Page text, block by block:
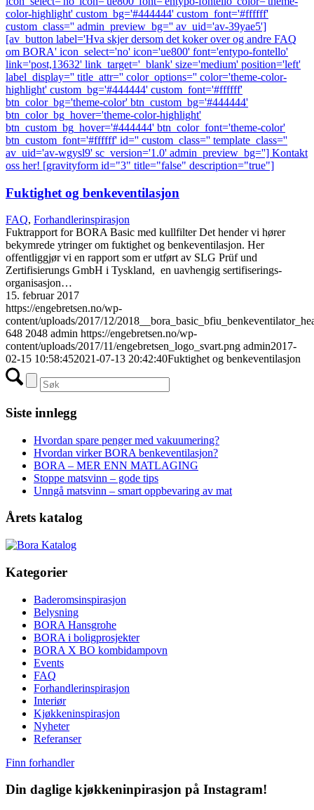
Fuktighet og benkeventilasjon
FAQ, Forhandlerinspirasjon
Fuktrapport for BORA Basic med kullfilter Det hender vi hører
bekymrede ytringer om fuktighet og benkeventilasjon. Her
offentliggjør vi en rapport som er utført av SLG Prüf und
Zertifisierungs GmbH i Tyskland, en uavhengig sertifiserings-
organisasjon…
15. februar 2017
https://engebretsen.no/wp-
content/uploads/2017/12/
648 2048 admin https://engebretsen.no/wp-
content/uploads/2017/11/engebretsen_logo_svart.png admin2017-
02-15 10:58:452021-07-13 20:42:40Fuktighet og benkeventilasjon
Siste innlegg
Hvordan spare penger med vakuumering?
Hvordan virker BORA benkeventilasjon?
BORA – MER ENN MATLAGING
Stoppe matsvinn – gode tips
Unngå matsvinn – smart oppbevaring av mat
Årets katalog
Kategorier
Baderomsinspirasjon
Belysning
BORA Hansgrohe
BORA i boligprosjekter
BORA X BO kombidampovn
Events
FAQ
Forhandlerinspirasjon
Interiør
Kjøkkeninspirasjon
Nyheter
Referanser
Finn forhandler
Din daglige kjøkkeninpirasjon på Instagram!